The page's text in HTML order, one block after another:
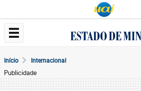
Início Internacional
Publicidade